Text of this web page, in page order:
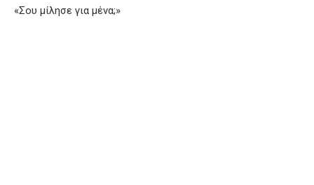
«Σου μίλησε για μένα;»